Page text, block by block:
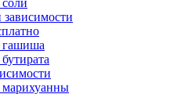
гашиша
марихуанны